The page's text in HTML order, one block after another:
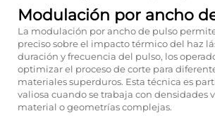
Modulación por ancho
La modulación por ancho de pulso
preciso sobre el impacto térmico del haz
duración y frecuencia del pulso, los
optimizar el proceso de corte para
materiales superduros. Esta técnica es
valiosa cuando se trabaja con densidades
material o geometrías complejas.